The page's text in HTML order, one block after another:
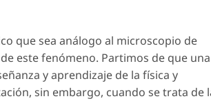
que sea análogo al microscopio de
este fenómeno. Partimos de que una
y aprendizaje de la física y
sin embargo, cuando se trata de